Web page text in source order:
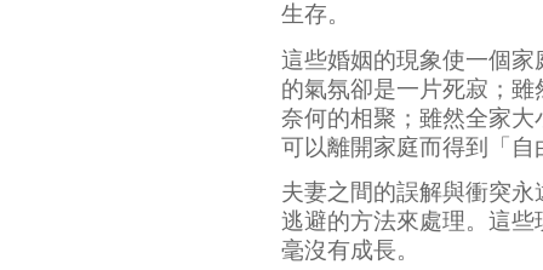
生存。
這些婚姻的現象使一個
的氣氛卻是一片死寂；
奈何的相聚；雖然全家
可以離開家庭而得到「自
夫妻之間的誤解與衝突
逃避的方法來處理。這
毫沒有成長。